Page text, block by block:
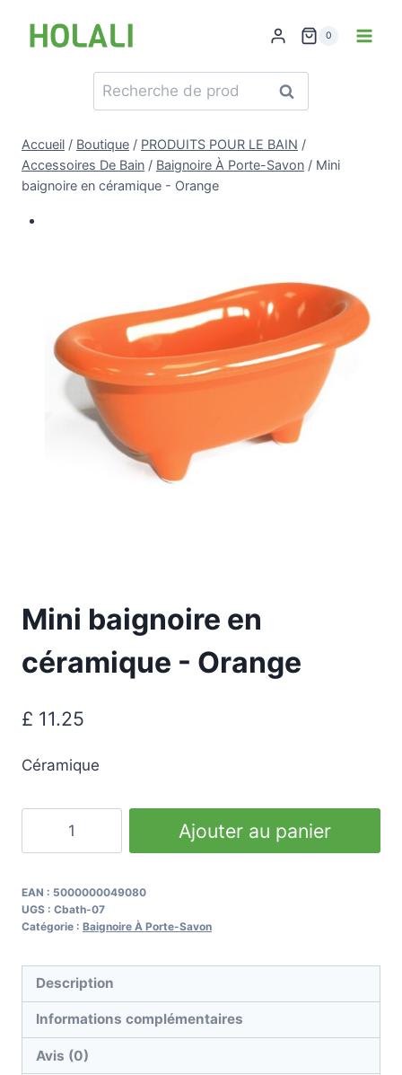
0
Recherche
pour :
Recherche
Accueil / Boutique / PRODUITS POUR LE BAIN /
Accessoires De Bain / Baignoire À Porte-Savon / Mini
baignoire en céramique - Orange
Mini baignoire en
céramique - Orange
£ 11.25
Céramique
Mini
Bath
Orange
Ajouter au panier
EAN : 5000000049080
UGS : Cbath-07
Catégorie : Baignoire À Porte-Savon
Description
Informations complémentaires
Avis (0)